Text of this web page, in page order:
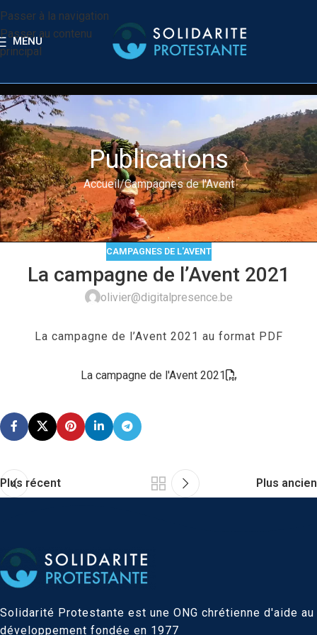
Passer à la navigation
Passer au contenu
principal
MENU
Publications
Accueil Campagnes de l'Avent
CAMPAGNES DE L'AVENT
La campagne de l’Avent 2021
olivier@digitalpresence.be
La campagne de l’Avent 2021 au format PDF
La campagne de l'Avent 2021
Plus récent Plus ancien
Solidarité Protestante est une ONG chrétienne d'aide au
développement fondée en 1977